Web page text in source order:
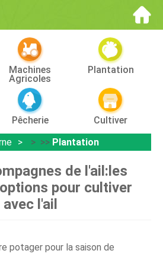
Machines
Agricoles
Plantation
Pêcherie
Cultiver
> >> Plantation
de l'ail:les
pour cultiver
avec l'ail
potager pour la saison de